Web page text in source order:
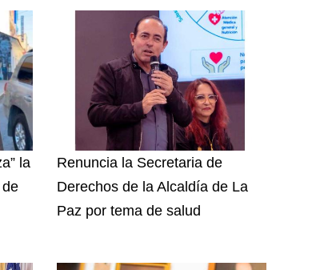
la
Renuncia la Secretaria de
Derechos de la Alcaldía de La
Paz por tema de salud